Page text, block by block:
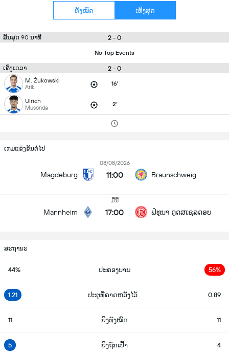
ທັງໝົດ ເທິງສຸດ
ສິ້ນສຸດ 90 ນາທີ 2 - 0
No Top Events
ເຄິ່ງເວລາ 2 - 0
M. Żukowski
Atik 16'
Ulrich
Musonda 2'
ເກມແຂ່ງຂັນຕໍ່ໄປ
Magdeburg
08/08/2026
11:00 Braunschweig
Mannheim
ມື້ນີ້
17:00 ຟໍທູນາ ດຸດສເຊລດອບ
ສະຖານະ
44% ປະຄອງບານ 56%
1.21 ປະຕູທີ່ຄາດຫວັງໄວ້ 0.89
11 ຍິງທັງໝົດ 11
5 ຍິງຖືກເປົ້າ 4